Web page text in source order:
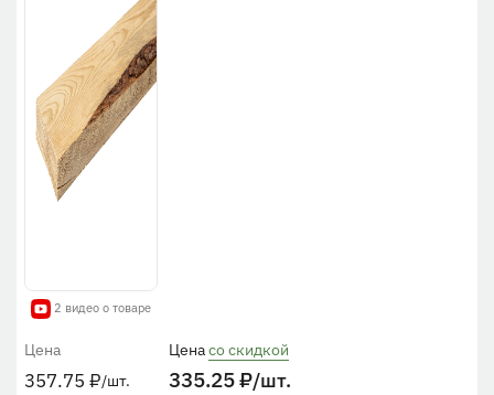
2 видео о товаре
Цена
357.75 ₽/шт.
Ценасо скидкой
335.25₽/шт.